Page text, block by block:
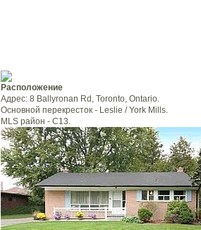
Расположение
Адрес: 8 Ballyronan Rd, Toronto, Ontario.
Основной перекресток - Leslie / York Mills.
MLS район - C13.